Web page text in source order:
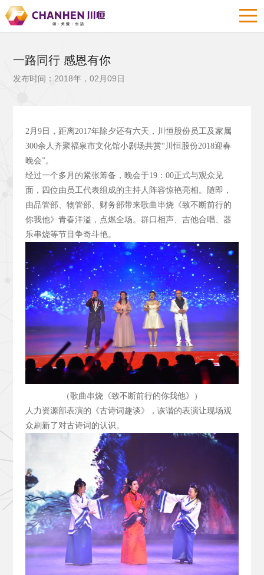
一路同行 感恩有你
发布时间：2018年，02月09日
2月9日，距离2017年除夕还有六天，川恒股份员工及家属
300余人齐聚福泉市文化馆小剧场共赏“川恒股份2018迎春
晚会”。
经过一个多月的紧张筹备，晚会于19：00正式与观众见
面，四位由员工代表组成的主持人阵容惊艳亮相。随即，
由品管部、物管部、财务部带来歌曲串烧《致不断前行的
你我他》青春洋溢，点燃全场。群口相声、吉他合唱、器
乐串烧等节目争奇斗艳。
（歌曲串烧《致不断前行的你我他》）
人力资源部表演的《古诗词趣谈》，诙谐的表演让现场观
众刷新了对古诗词的认识。